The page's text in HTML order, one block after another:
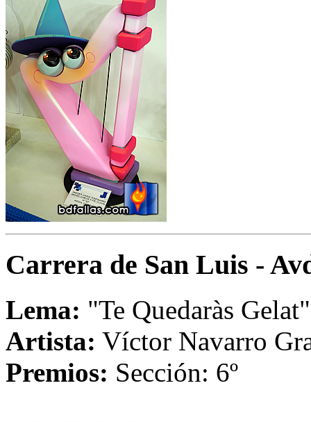
Carrera de San Luis -
Lema: "Te Quedaràs Gelat"
Artista: Víctor Navarro
Premios: Sección: 6º